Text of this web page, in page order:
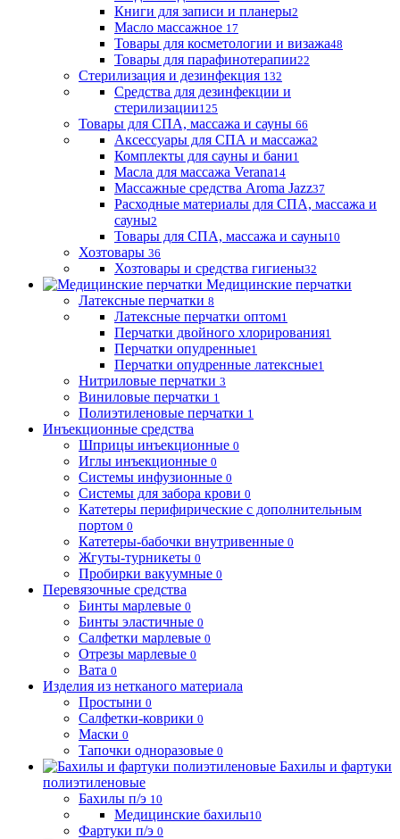
Книги для записи и планеры2
Масло массажное 17
Товары для косметологии и визажа48
Товары для парафинотерапии22
Стерилизация и дезинфекция 132
Средства для дезинфекции и
стерилизации125
Товары для СПА, массажа и сауны 66
Аксессуары для СПА и массажа2
Комплекты для сауны и бани1
Масла для массажа Verana14
Массажные средства Aroma Jazz37
Расходные материалы для СПА, массажа и
сауны2
Товары для СПА, массажа и сауны10
Хозтовары 36
Хозтовары и средства гигиены32
Медицинские перчатки
Латексные перчатки 8
Латексные перчатки оптом1
Перчатки двойного хлорирования1
Перчатки опудренные1
Перчатки опудренные латексные1
Нитриловые перчатки 3
Виниловые перчатки 1
Полиэтиленовые перчатки 1
Инъекционные средства
Шприцы инъекционные 0
Иглы инъекционные 0
Системы инфузионные 0
Системы для забора крови 0
Катетеры перифирические с дополнительным
портом 0
Катетеры-бабочки внутривенные 0
Жгуты-турникеты 0
Пробирки вакуумные 0
Перевязочные средства
Бинты марлевые 0
Бинты эластичные 0
Салфетки марлевые 0
Отрезы марлевые 0
Вата 0
Изделия из нетканого материала
Простыни 0
Салфетки-коврики 0
Маски 0
Тапочки одноразовые 0
Бахилы и фартуки
полиэтиленовые
Бахилы п/э 10
Медицинские бахилы10
Фартуки п/э 0